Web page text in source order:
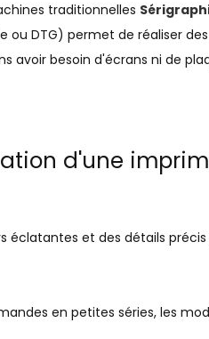
traditionnelles
ou DTG) permet de réaliser
avoir besoin d'écrans ni de
d'une
éclatantes et des détails
en petites séries, les